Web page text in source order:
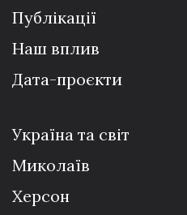
Публікації
Наш вплив
Дата-проєкти
Україна та світ
Миколаїв
Херсон